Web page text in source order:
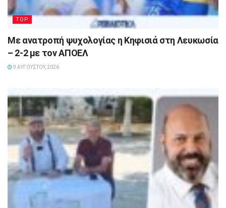
TOP
Με ανατροπή ψυχολογίας η Κηφισιά στη Λευκωσία
– 2-2 με τον ΑΠΟΕΛ
9 ΑΥΓΟΎΣΤΟΥ, 2026